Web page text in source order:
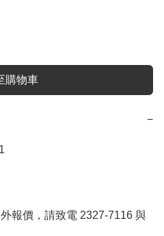
購物車
−
報價，請致電 2327-7116 與